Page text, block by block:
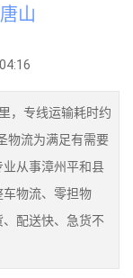
山
，专线运输耗时约
物流为满足有需要
从事漳州平和县
物流、零担物
配送快、急货不